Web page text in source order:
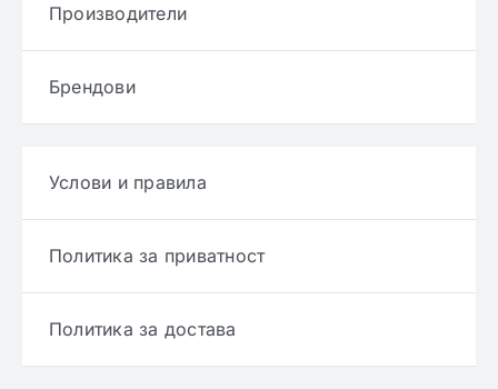
Производители
Брендови
Услови и правила
Политика за приватност
Политика за достава